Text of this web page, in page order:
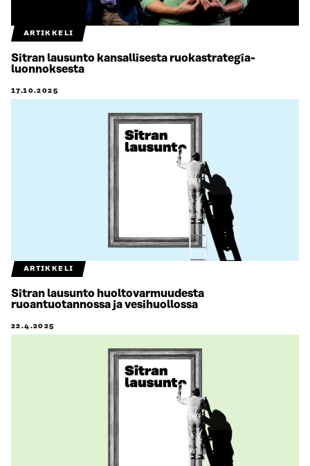
ARTIKKELI
Sitran lausunto kansallisesta ruokastrategia­
luonnoksesta
17.10.2025
ARTIKKELI
Sitran lausunto huoltovarmuudesta
ruoantuotannossa ja vesihuollossa
22.4.2025